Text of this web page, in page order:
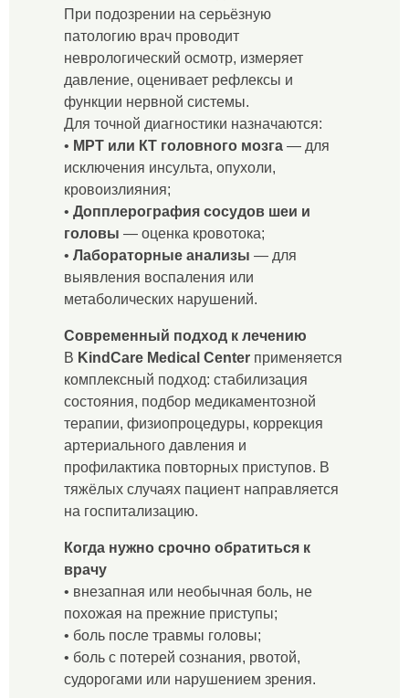
При подозрении на серьёзную
патологию врач проводит
неврологический осмотр, измеряет
давление, оценивает рефлексы и
функции нервной системы.
Для точной диагностики назначаются:
• МРТ или КТ головного мозга — для
исключения инсульта, опухоли,
кровоизлияния;
• Допплерография сосудов шеи и
головы — оценка кровотока;
• Лабораторные анализы — для
выявления воспаления или
метаболических нарушений.
Современный подход к лечению
В KindCare Medical Center применяется
комплексный подход: стабилизация
состояния, подбор медикаментозной
терапии, физиопроцедуры, коррекция
артериального давления и
профилактика повторных приступов. В
тяжёлых случаях пациент направляется
на госпитализацию.
Когда нужно срочно обратиться к
врачу
• внезапная или необычная боль, не
похожая на прежние приступы;
• боль после травмы головы;
• боль с потерей сознания, рвотой,
судорогами или нарушением зрения.